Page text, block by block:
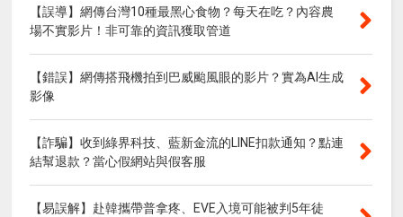
【誤導】網傳台灣10種最黑心食物？每天在吃？內容農
場不實影片！非可靠的資訊獲取管道
【錯誤】網傳搭飛機拍到巴威颱風眼的影片？實為AI生成
影像
【詐騙】收到綠界科技、藍新金流的LINE扣款通知？點連
結幫退款？當心假網站與假客服
【易誤解】赴韓攜帶普拿疼、EVE入境可能被判5年徒